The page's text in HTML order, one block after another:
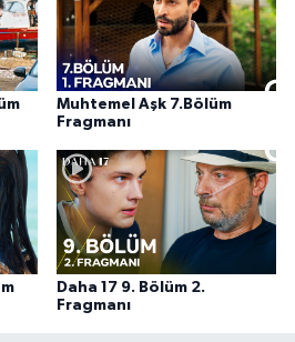
Muhtemel Aşk 7.Bölüm
Fragmanı
Daha 17 9. Bölüm 2.
Fragmanı